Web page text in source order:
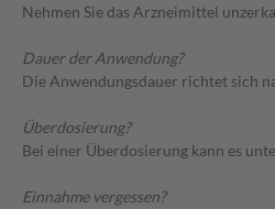
Nehmen Sie das Arzneimittel
Dauer der Anwendung?
Die Anwendungsdauer richtet sich
Überdosierung?
Bei einer Überdosierung kann es
Einnahme vergessen?